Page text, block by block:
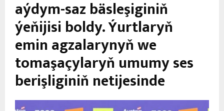
aýdym-saz bäsleşiginiň
ýeňijisi boldy. Ýurtlaryň
emin agzalarynyň we
tomaşaçylaryň umumy ses
berişliginiň netijesinde